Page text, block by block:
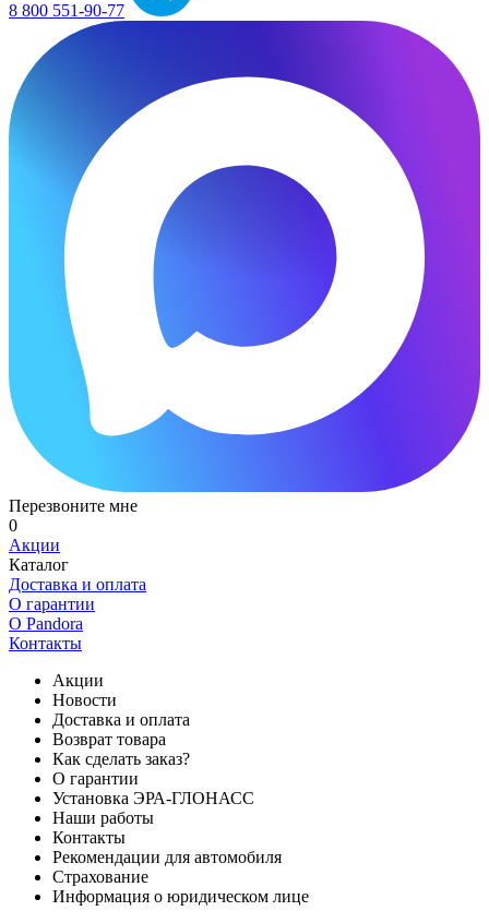
8 800 551-90-77
Перезвоните мне
0
Акции
Каталог
Доставка и оплата
О гарантии
О Pandora
Контакты
Акции
Новости
Доставка и оплата
Возврат товара
Как сделать заказ?
О гарантии
Установка ЭРА-ГЛОНАСС
Наши работы
Контакты
Рекомендации для автомобиля
Страхование
Информация о юридическом лице